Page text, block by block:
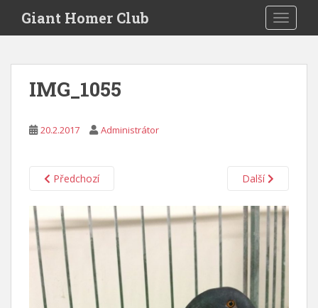
i
Giant Homer Club
IMG_1055
20.2.2017 Administrátor
Předchozí Další